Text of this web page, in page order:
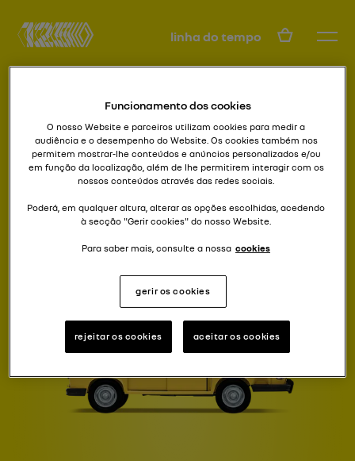
linha do tempo PT
Type A
ESTAFETTE
Funcionamento dos cookies
O nosso Website e parceiros utilizam cookies para medir a
audiência e o desempenho do Website. Os cookies também nos
permitem mostrar-lhe conteúdos e anúncios personalizados e/ou
em função da localização, além de lhe permitirem interagir com os
nossos conteúdos através das redes sociais.
Poderá, em qualquer altura, alterar as opções escolhidas, acedendo
à secção "Gerir cookies" do nosso Website.
Para saber mais, consulte a nossa cookies
gerir os cookies
rejeitar os cookies aceitar os cookies